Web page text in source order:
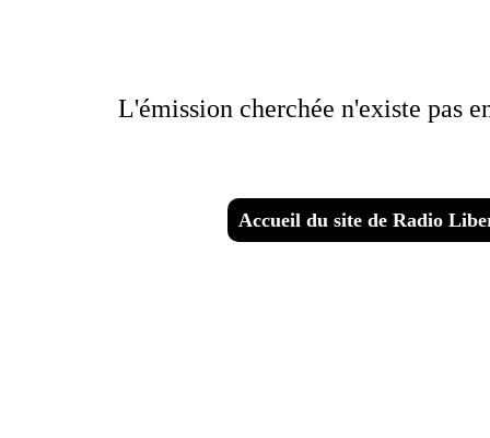
L'émission cherchée n'existe pas
Accueil du site de Radio